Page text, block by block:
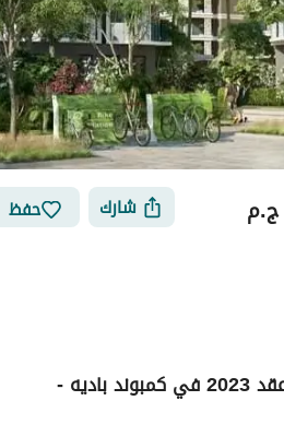
ج.م شارك حفظ
بدون أوفر شقه تشطيب كامل ، بأقل مقدم ، استلام خلال سنة ، عقد 2023 في كمبوند باديه -